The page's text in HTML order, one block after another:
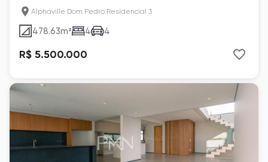
Alphaville Dom Pedro Residencial 3
478.63m² 4 4
R$ 5.500.000